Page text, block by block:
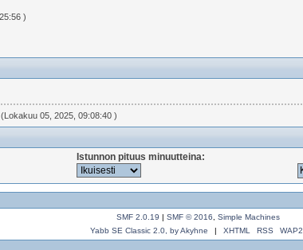
)
05, 2025, 09:08:40 )
Istunnon pituus minuutteina:
SMF 2.0.19 | SMF © 2016
Simple Machines
Yabb SE Classic 2.0, by Akyhne
| XHTML RSS WAP2